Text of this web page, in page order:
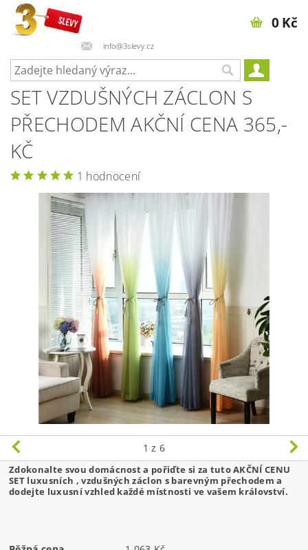
info@3slevy.cz
0 Kč
SET VZDUŠNÝCH ZÁCLON S
PŘECHODEM AKČNÍ CENA 365,-
KČ
1 hodnocení
1 z 6
Zdokonalte svou domácnost a pořiďte si za tuto AKČNÍ CENU
SET luxusních , vzdušných záclon s barevným přechodem a
dodejte luxusní vzhled každé místnosti ve vašem království.